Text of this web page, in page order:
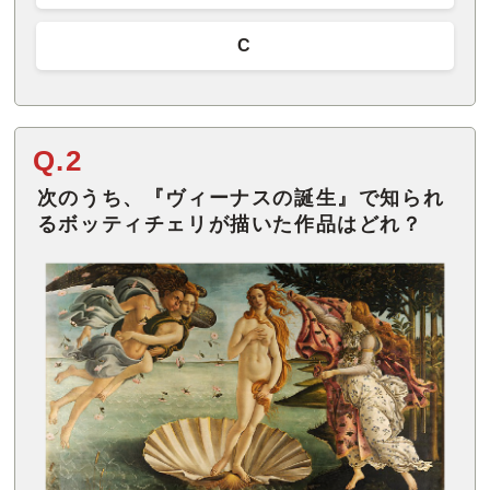
C
Q.2
次のうち、『ヴィーナスの誕生』で知られ
るボッティチェリが描いた作品はどれ？